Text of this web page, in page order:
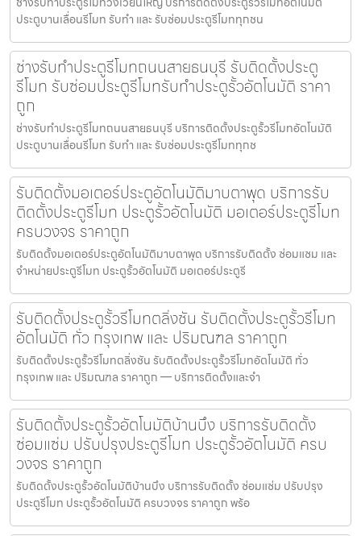
ประตูบานเลื่อนรีโมท รับทำ และ รับซ่อมประตูรีโมททุกชน
ช่างรับทำประตูรีโมทถนนสายธนบุรี รับติดตั้งประตู
รีโมท รับซ่อมประตูรีโมทรับทำประตูรั้วอัตโนมัติ ราคา
ถูก
ช่างรับทำประตูรีโมทถนนสายธนบุรี บริการติดตั้งประตูรั้วรีโมทอัตโนมัติ
ประตูบานเลื่อนรีโมท รับทำ และ รับซ่อมประตูรีโมททุกช
รับติดตั้งมอเตอร์ประตูอัตโนมัติมาบตาพุด บริการรับ
ติดตั้งประตูรีโมท ประตูรั้วอัตโนมัติ มอเตอร์ประตูรีโมท
ครบวงจร ราคาถูก
รับติดตั้งมอเตอร์ประตูอัตโนมัติมาบตาพุด บริการรับติดตั้ง ซ่อมแซม และ
จำหน่ายประตูรีโมท ประตูรั้วอัตโนมัติ มอเตอร์ประตูรี
รับติดตั้งประตูรั้วรีโมทตลิ่งชัน รับติดตั้งประตูรั้วรีโมท
อัตโนมัติ ทั่ว กรุงเทพ และ ปริมณฑล ราคาถูก
รับติดตั้งประตูรั้วรีโมทตลิ่งชัน รับติดตั้งประตูรั้วรีโมทอัตโนมัติ ทั่ว
กรุงเทพ และ ปริมณฑล ราคาถูก — บริการติดตั้งและจำ
รับติดตั้งประตูรั้วอัตโนมัติบ้านบึง บริการรับติดตั้ง
ซ่อมแซ่ม ปรับปรุงประตูรีโมท ประตูรั้วอัตโนมัติ ครบ
วงจร ราคาถูก
รับติดตั้งประตูรั้วอัตโนมัติบ้านบึง บริการรับติดตั้ง ซ่อมแซ่ม ปรับปรุง
ประตูรีโมท ประตูรั้วอัตโนมัติ ครบวงจร ราคาถูก พร้อ